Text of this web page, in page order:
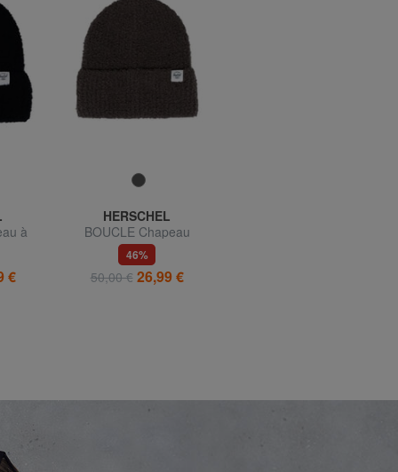
à
€
HERSCHEL
BOUCLE Chapeau
46%
50,00 € 26,99 €